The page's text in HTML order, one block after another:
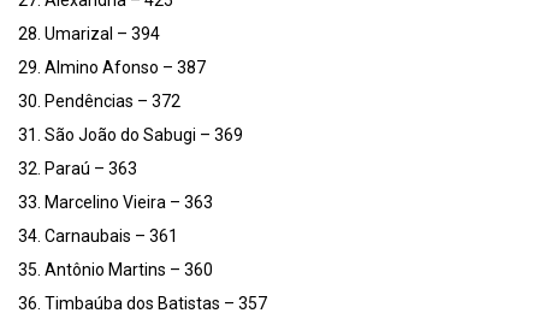
28. Umarizal – 394
29. Almino Afonso – 387
30. Pendências – 372
31. São João do Sabugi – 369
32. Paraú – 363
33. Marcelino Vieira – 363
34. Carnaubais – 361
35. Antônio Martins – 360
36. Timbaúba dos Batistas – 357